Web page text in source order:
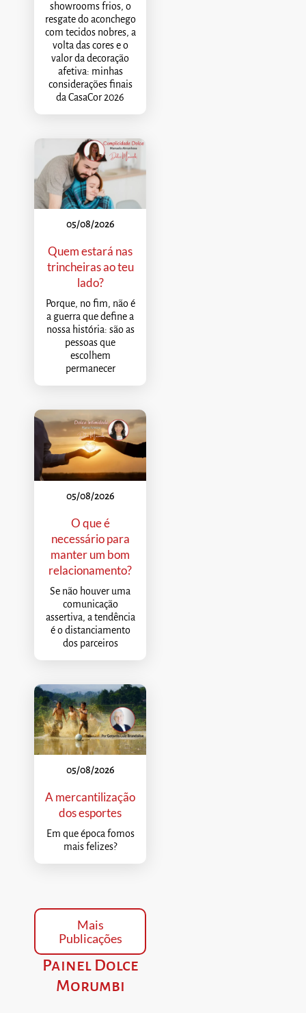
showrooms frios, o
resgate do aconchego
com tecidos nobres, a
volta das cores e o
valor da decoração
afetiva: minhas
considerações finais
da CasaCor 2026
05/08/2026
Quem estará nas
trincheiras ao teu
lado?
Porque, no fim, não é
a guerra que define a
nossa história: são as
pessoas que
escolhem
permanecer
05/08/2026
O que é
necessário para
manter um bom
relacionamento?
Se não houver uma
comunicação
assertiva, a tendência
é o distanciamento
dos parceiros
05/08/2026
A mercantilização
dos esportes
Em que época fomos
mais felizes?
Mais
Publicações
Painel Dolce
Morumbi